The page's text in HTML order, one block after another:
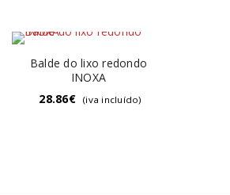
Balde do lixo redondo
INOXA
28.86€ (iva incluído)